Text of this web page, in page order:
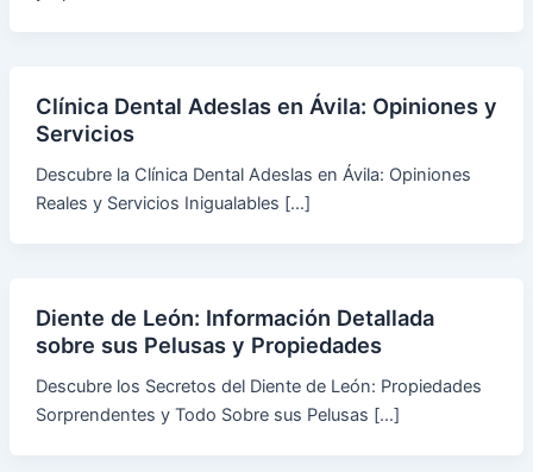
Clínica Dental Adeslas en Ávila: Opiniones y
Servicios
Descubre la Clínica Dental Adeslas en Ávila: Opiniones
Reales y Servicios Inigualables […]
Diente de León: Información Detallada
sobre sus Pelusas y Propiedades
Descubre los Secretos del Diente de León: Propiedades
Sorprendentes y Todo Sobre sus Pelusas […]